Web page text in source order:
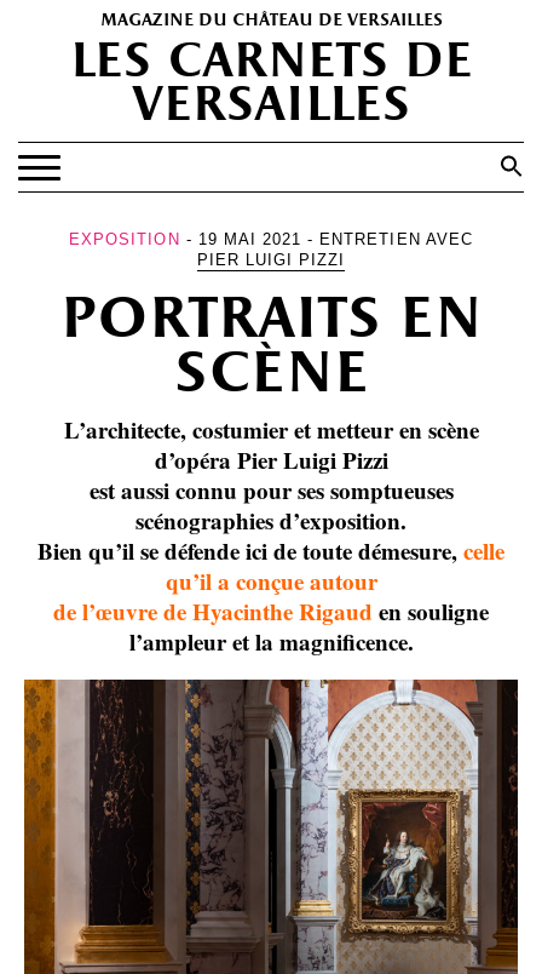
magazine du château de versailles
les carnets de
versailles
Search Button
EXPOSITIONS
PATRIMOINE
SPECTACLES
PORTFOLIOS
LES +
ABONNEMENT GRATUIT AU MAGAZINE
EXPOSITION - 19 MAI 2021 - ENTRETIEN AVEC
PIER LUIGI PIZZI
portraits en
scène
L’architecte, costumier et metteur en scène
d’opéra Pier Luigi Pizzi
est aussi connu pour ses somptueuses
scénographies d’exposition.
Bien qu’il se défende ici de toute démesure,celle
qu’il a conçue autour
de l’œuvre de Hyacinthe Rigaud en souligne
l’ampleur et la magnificence.